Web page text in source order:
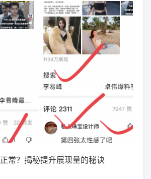
常？揭秘提升展现量的秘诀